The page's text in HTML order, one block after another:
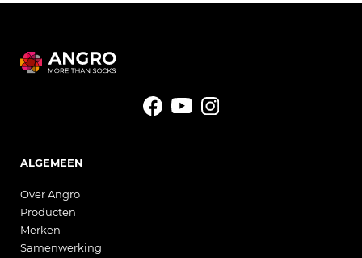
ALGEMEEN
Over Angro
Producten
Merken
Samenwerking